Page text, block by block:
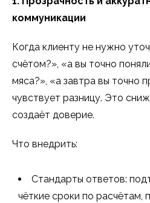
коммуникации
Когда клиенту не нужно
счётом?», «а вы точно
мяса?», «а завтра вы точно
чувствует разницу. Это
создаёт доверие.
Что внедрить:
Стандарты ответов:
чёткие сроки по расчётам,